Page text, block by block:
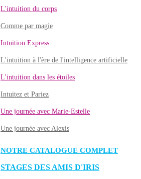
L'intuition du corps
Comme par magie
Intuition Express
L'intuition à l'ère de l'intelligence artificielle
L'intuition dans les étoiles
Intuitez et Pariez
Une journée avec Marie-Estelle
Une journée avec Alexis
NOTRE CATALOGUE COMPLET
STAGES DES AMIS D'IRIS